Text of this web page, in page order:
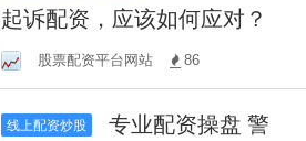
起诉配资，应该如何应对？
股票配资平台网站 86
线上配资炒股
专业配资操盘 警